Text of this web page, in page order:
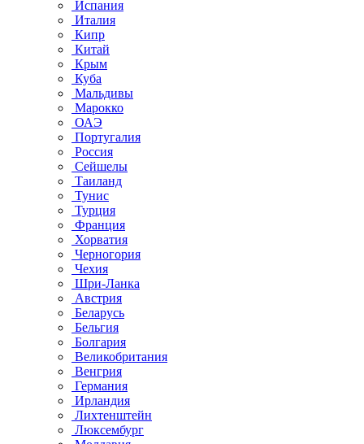
Испания
Италия
Кипр
Китай
Крым
Куба
Мальдивы
Марокко
ОАЭ
Португалия
Россия
Сейшелы
Таиланд
Тунис
Турция
Франция
Хорватия
Черногория
Чехия
Шри-Ланка
Австрия
Беларусь
Бельгия
Болгария
Великобритания
Венгрия
Германия
Ирландия
Лихтенштейн
Люксембург